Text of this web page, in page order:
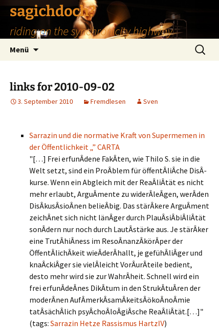
Zum
Inhalt
springen
sagichdoch?
riding on the synchronicity highway
Menü
Suchen
nach:
links for 2010-09-02
3. September 2010 Fremdlesen Sven
Sarrazin und die normative Kraft von Supermemen in
der Öffentlichkeit „” CARTA
"[…] Frei erfunÂ­dene FakÂ­ten, wie Thilo S. sie in die
Welt setzt, sind ein ProÂ­blem für öffentÂ­liÂ­che DisÂ­
kurse. Wenn ein Abgleich mit der ReaÂ­liÂ­tät es nicht
mehr erlaubt, ArguÂ­mente zu widerÂ­leÂ­gen, werÂ­den
DisÂ­kusÂ­sioÂ­nen belieÂ­big. Das stärÂ­kere ArguÂ­ment
zeichÂ­net sich nicht länÂ­ger durch PlauÂ­siÂ­biÂ­liÂ­tät
sonÂ­dern nur noch durch LautÂ­stärke aus. Je stärÂ­ker
eine TrutÂ­hiÂ­ness im ResoÂ­nanzÂ­körÂ­per der
ÖffentÂ­lichÂ­keit wieÂ­derÂ­hallt, je gefühÂ­liÂ­ger und
knaÂ­ckiÂ­ger sie vielÂ­leicht VorÂ­urÂ­teile bedient,
desto mehr wird sie zur WahrÂ­heit. Schnell wird ein
frei erfunÂ­deÂ­nes DikÂ­tum in den StrukÂ­tuÂ­ren der
moderÂ­nen AufÂ­merkÂ­samÂ­keitsÂ­ökoÂ­noÂ­mie
tatÂ­sächÂ­lich psyÂ­choÂ­loÂ­giÂ­sche ReaÂ­liÂ­tät.[…]"
(tags: Sarrazin Hetze Rassismus HartzIV)